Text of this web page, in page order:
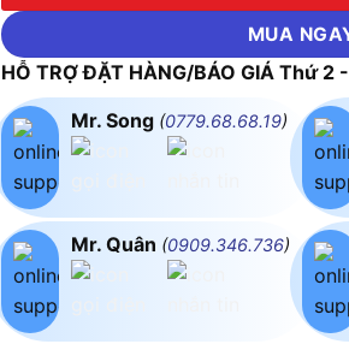
MUA
HỖ TRỢ ĐẶT HÀNG/BÁO GIÁ Thứ
Mr. Song (0779.68.68.19)
Mr. Quân (0909.346.736)